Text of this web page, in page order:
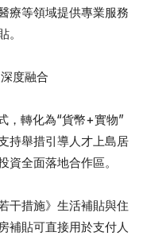
療等領域提供專業服務
度融合
，轉化為“貨幣+實物”
持舉措引導人才上島居
全面落地合作區。
干措施》生活補貼與住
補貼可直接用於支付人